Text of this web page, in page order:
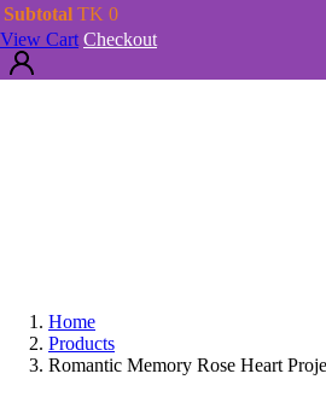
Subtotal TK 0
View Cart Checkout
Home
Products
Romantic Memory Rose Heart